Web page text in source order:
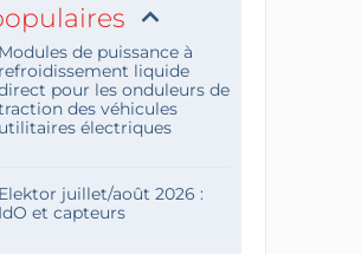
Modules de puissance à
refroidissement liquide
pour les onduleurs de
des véhicules
utilitaires électriques
Elektor juillet/août 2026 :
IdO et capteurs